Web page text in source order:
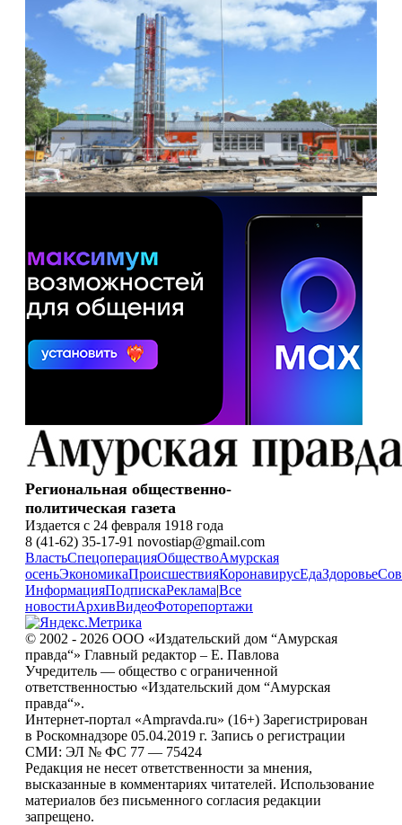
Региональная общественно-
политическая газета
Издается с 24 февраля 1918 года
8 (41-62) 35-17-91 novostiap@gmail.com
ВластьСпецоперацияОбществоАмурская
осеньЭкономикаПроисшествияКоронавирусЕдаЗдоровье
ИнформацияПодпискаРеклама|Все
новостиАрхивВидеоФоторепортажи
© 2002 - 2026 ООО «Издательский дом “Амурская
правда“» Главный редактор – Е. Павлова
Учредитель — общество с ограниченной
ответственностью «Издательский дом “Амурская
правда“».
Интернет-портал «Ampravda.ru» (16+) Зарегистрирован
в Роскомнадзоре 05.04.2019 г. Запись о регистрации
СМИ: ЭЛ № ФС 77 — 75424
Редакция не несет ответственности за мнения,
высказанные в комментариях читателей. Использование
материалов без письменного согласия редакции
запрещено.